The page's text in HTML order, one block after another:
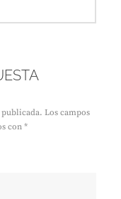
Los campos
con *